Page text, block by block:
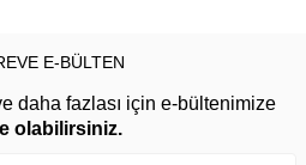
E-BÜLTEN
daha fazlası için e-bültenimize
olabilirsiniz.